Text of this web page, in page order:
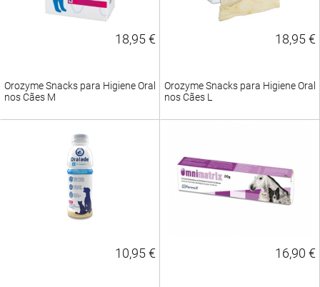
18,95 €
Orozyme Snacks para Higiene Oral
nos Cães M
18,95 €
Orozyme Snacks para Higiene Oral
nos Cães L
10,95 € 16,90 €